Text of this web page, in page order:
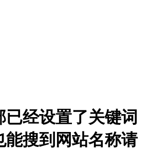
经设置了关键词
能搜到网站名称请